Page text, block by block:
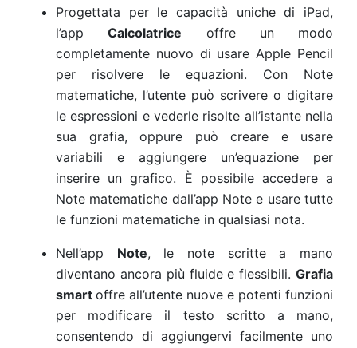
Progettata per le capacità uniche di iPad,
l’app
Calcolatrice
offre un modo
completamente nuovo di usare Apple Pencil
per risolvere le equazioni. Con Note
matematiche, l’utente può scrivere o digitare
le espressioni e vederle risolte all’istante nella
sua grafia, oppure può creare e usare
variabili e aggiungere un’equazione per
inserire un grafico. È possibile accedere a
Note matematiche dall’app Note e usare tutte
le funzioni matematiche in qualsiasi nota.
Nell’app Note, le note scritte a mano
diventano ancora più fluide e flessibili. Grafia
smart offre all’utente nuove e potenti funzioni
per modificare il testo scritto a mano,
consentendo di aggiungervi facilmente uno